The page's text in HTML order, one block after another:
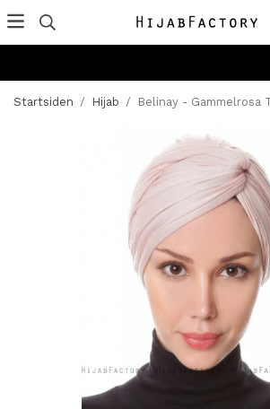
Startsiden / Hijab / Belinay - Gammelrosa